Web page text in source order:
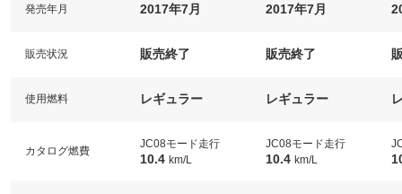
発売年月 2017年7月 2017年7月
販売状況 販売終了 販売終了
使用燃料 レギュラー レギュラー
カタログ燃費
JC08モード走行
10.4 km/L
JC08モード走行
10.4 km/L